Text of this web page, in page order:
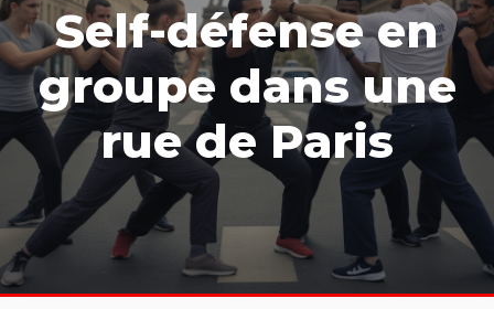
Self-défense en
groupe dans une
rue de Paris